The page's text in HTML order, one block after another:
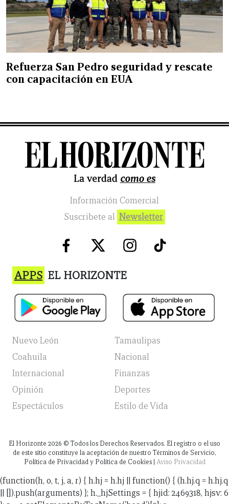
Refuerza San Pedro seguridad y rescate
con capacitación en EUA
Información Comercial
Suscribete al Newsletter
APPS EL HORIZONTE
Nuevo León
Tamaulipas
Coahuila
Nacional
Internacional
Finanzas
Opinión
Deportes
Espectáculos
Estilo de Vida
El Horizonte 2026 © Todos los Derechos Reservados. El registro o el uso
de este sitio constituye la aceptación de nuestro Términos de Servicio,
Política de Privacidad y Política de Cookies | Aviso Privacidad
(function(h, o, t, j, a, r) { h.hj = h.hj || function() { (h.hj.q = h.hj.q
|| []).push(arguments) }; h._hjSettings = { hjid: 2469318, hjsv: 6